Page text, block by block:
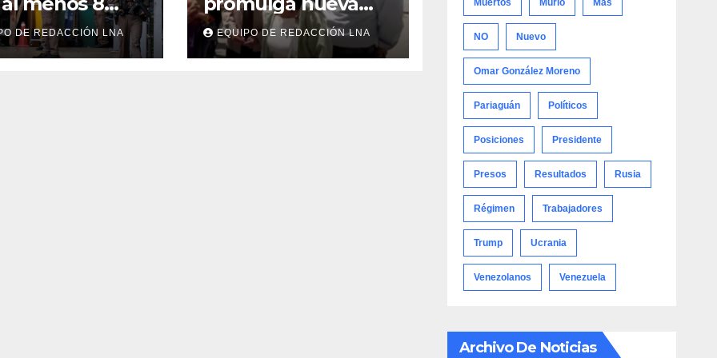
y 30
DE REDACCIÓN LNA
Ley de
Arrendamiento
para atender a
EQUIPO DE REDACCIÓN LNA NO Nuevo
Omar González Moreno
Pariaguán Políticos
Posiciones Presidente
Presos Resultados Rusia
Régimen Trabajadores
Trump Ucrania
Venezolanos Venezuela
Archivo De Noticias